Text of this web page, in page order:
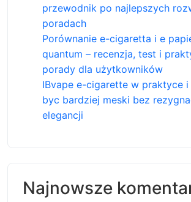
przewodnik po najlepszych
poradach
Porównanie e-cigaretta i e
quantum – recenzja, test i
porady dla użytkowników
IBvape e-cigarette w praktyce
byc bardziej meski bez
elegancji
Najnowsze